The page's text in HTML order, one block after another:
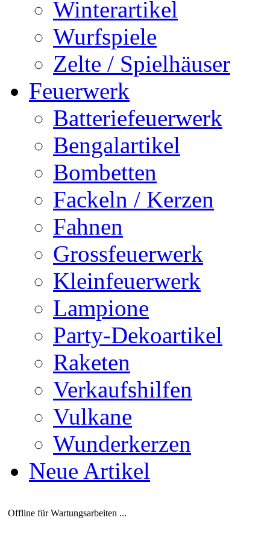
Winterartikel
Wurfspiele
Zelte / Spielhäuser
Feuerwerk
Batteriefeuerwerk
Bengalartikel
Bombetten
Fackeln / Kerzen
Fahnen
Grossfeuerwerk
Kleinfeuerwerk
Lampione
Party-Dekoartikel
Raketen
Verkaufshilfen
Vulkane
Wunderkerzen
Neue Artikel
Offline für Wartungsarbeiten ...